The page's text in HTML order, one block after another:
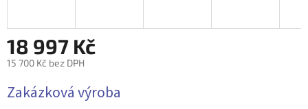
18 997 Kč
15 700 Kč bez DPH
cena:
Zakázková výroba